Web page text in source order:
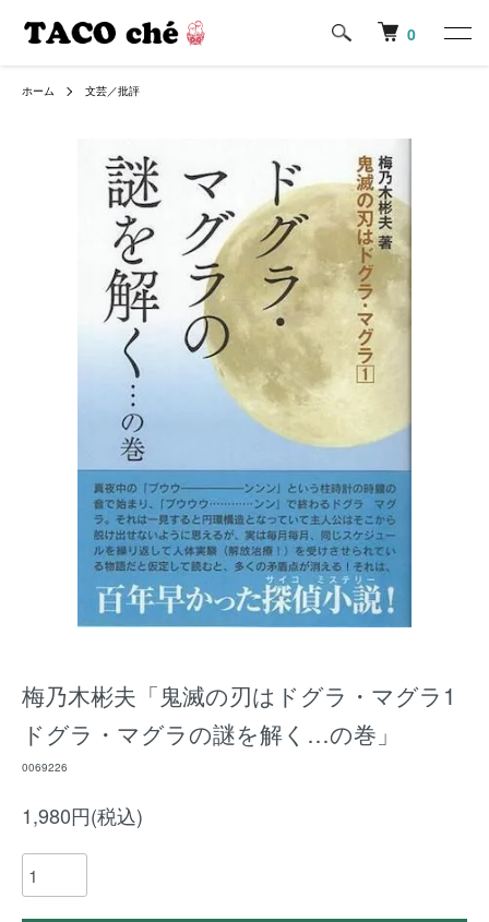
0
ホーム 文芸／批評
梅乃木彬夫「鬼滅の刃はドグラ・マグラ1
ドグラ・マグラの謎を解く…の巻」
0069226
1,980円(税込)